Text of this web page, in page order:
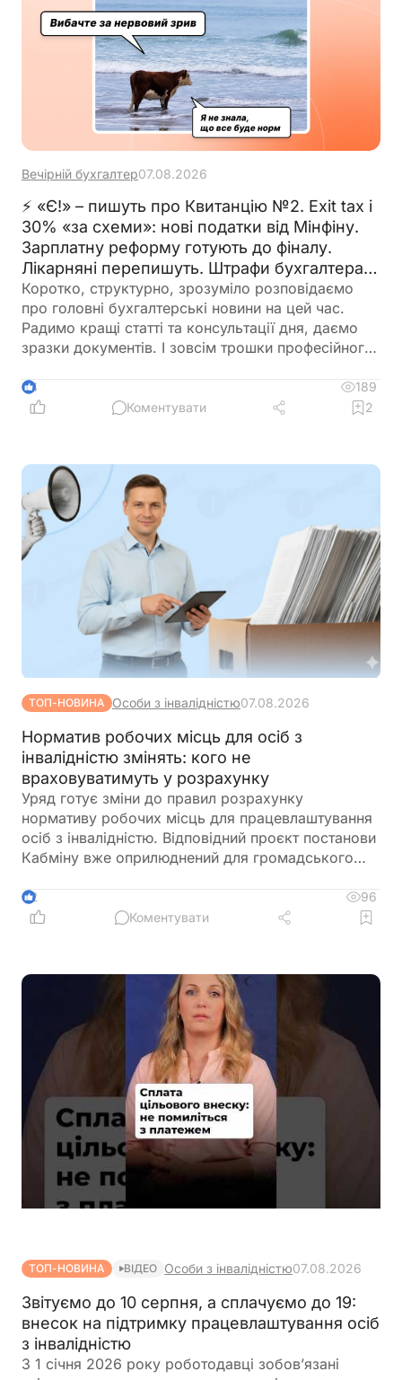
Вечірній бухгалтер07.08.2026
⚡ «Є!» – пишуть про Квитанцію №2. Exit tax і
30% «за схеми»: нові податки від Мінфіну.
Зарплатну реформу готують до фіналу.
Лікарняні перепишуть. Штрафи бухгалтерам
– теж. 🙋‍♀️ Вечірній бухгалтер від 07.08.2026
Коротко, структурно, зрозуміло розповідаємо
про головні бухгалтерські новини на цей час.
Радимо кращі статті та консультації дня, даємо
зразки документів. І зовсім трошки професійного
4
189
Коментувати
2
ТОП-НОВИНА Особи з інвалідністю07.08.2026
Норматив робочих місць для осіб з
інвалідністю змінять: кого не
враховуватимуть у розрахунку
Уряд готує зміни до правил розрахунку
нормативу робочих місць для працевлаштування
осіб з інвалідністю. Відповідний проєкт постанови
Кабміну вже оприлюднений для громадського
окремі штатні одиниці під час визначення
середньооблікової чисельності працівників.
активних бойових дій
2
96
Коментувати
ТОП-НОВИНА ВІДЕО Особи з інвалідністю07.08.2026
Звітуємо до 10 серпня, а сплачуємо до 19:
внесок на підтримку працевлаштування осіб
з інвалідністю
З 1 січня 2026 року роботодавці зобов’язані